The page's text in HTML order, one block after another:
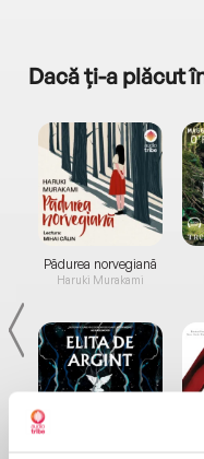
Dacă ți-a plăcut
Pădurea norvegiană
Haruki Murakami